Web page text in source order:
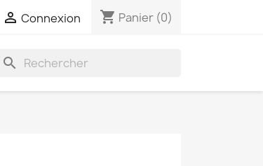
 Connexion shopping_cart Panier (0)
search